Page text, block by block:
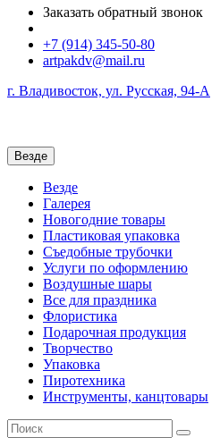
Заказать обратный звонок
+7 (914) 345-50-80
artpakdv@mail.ru
г. Владивосток, ул. Русская, 94-А
Везде
Везде
Галерея
Новогодние товары
Пластиковая упаковка
Съедобные трубочки
Услуги по оформлению
Воздушные шары
Все для праздника
Флористика
Подарочная продукция
Творчество
Упаковка
Пиротехника
Инструменты, канцтовары